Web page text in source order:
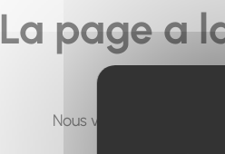
La page a
Nous vous invitons à